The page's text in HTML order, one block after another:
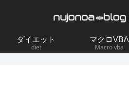
ダイエット
diet
マクロVBA
Macro vba